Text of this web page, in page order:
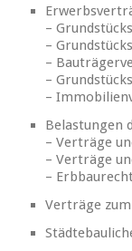
–
–
–
–
–
Belastungen
– Verträge
– Verträge
–
Verträge